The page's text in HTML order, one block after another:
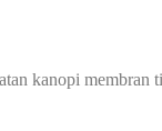
kanopi membran